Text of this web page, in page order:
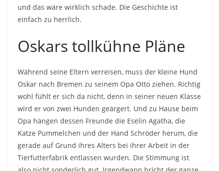
und das wäre wirklich schade. Die Geschichte ist
einfach zu herrlich.
Oskars tollkühne Pläne
Während seine Eltern verreisen, muss der kleine Hund
Oskar nach Bremen zu seinem Opa Otto ziehen. Richtig
wohl fühlt er sich da nicht, denn in seiner neuen Klasse
wird er von zwei Hunden geärgert. Und zu Hause beim
Opa hängen dessen Freunde die Eselin Agatha, die
Katze Pummelchen und der Hand Schröder herum, die
gerade auf Grund ihres Alters bei ihrer Arbeit in der
Tierfutterfabrik entlassen wurden. Die Stimmung ist